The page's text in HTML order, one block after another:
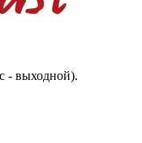
- выходной).